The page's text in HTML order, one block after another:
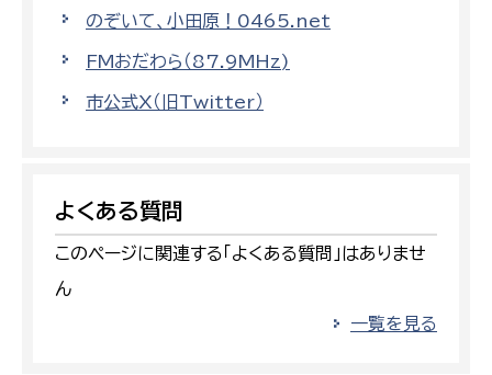
のぞいて、小田原！0465.net
FMおだわら（87.9MHz)
市公式X（旧Twitter）
よくある質問
このページに関連する「よくある質問」はありませ
ん
一覧を見る